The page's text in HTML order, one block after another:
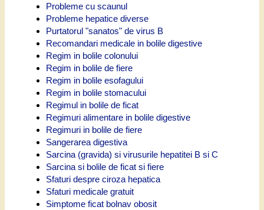
Probleme cu scaunul
Probleme hepatice diverse
Purtatorul "sanatos" de virus B
Recomandari medicale in bolile digestive
Regim in bolile colonului
Regim in bolile de fiere
Regim in bolile esofagului
Regim in bolile stomacului
Regimul in bolile de ficat
Regimuri alimentare in bolile digestive
Regimuri in bolile de fiere
Sangerarea digestiva
Sarcina (gravida) si virusurile hepatitei B si C
Sarcina si bolile de ficat si fiere
Sfaturi despre ciroza hepatica
Sfaturi medicale gratuit
Simptome ficat bolnav obosit